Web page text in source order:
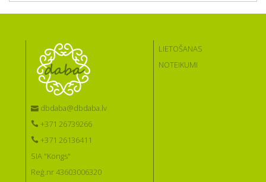
dbdaba@dbdaba.lv
+371 26739266
+371 26136411
SIA "Kongs"
Reģ.nr 43603006320
LIETOŠANAS
NOTEIKUMI